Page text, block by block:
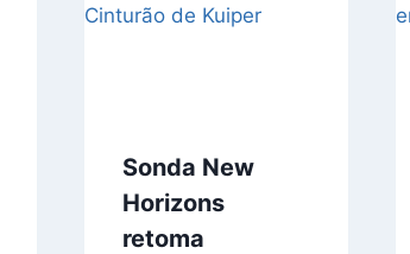
Sonda New
Horizons
retoma